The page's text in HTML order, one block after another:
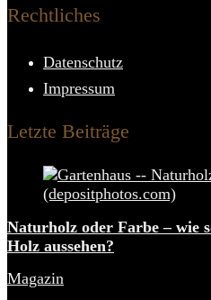
Rechtliches
Datenschutz
Impressum
Letzte Beiträge
Naturholz oder Farbe – wie
Holz aussehen?
Magazin